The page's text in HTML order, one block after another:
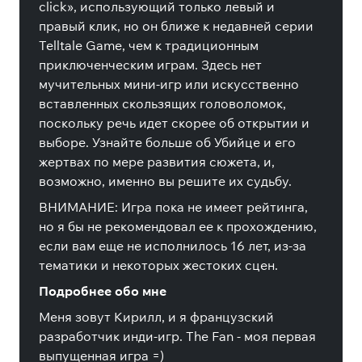
click», использующий только левый и
правый клик, но он ближе к недавней серии
Telltale Game, чем к традиционным
приключенческим играм. Здесь нет
мучительных мини-игр или искусственно
вставленных скользящих головоломок,
поскольку речь идет скорее об открытии и
выборе. Узнайте больше об Убийце и его
жертвах по мере развития сюжета, и,
возможно, именно вы решите их судьбу.
ВНИМАНИЕ: Игра пока не имеет рейтинга,
но я бы не рекомендовал ее к прохождению,
если вам еще не исполнилось 16 лет, из-за
тематики и некоторых жестоких сцен.
Подробнее обо мне
Меня зовут Кирилл, и я французский
разработчик инди-игр. The Fan - моя первая
выпущенная игра =)